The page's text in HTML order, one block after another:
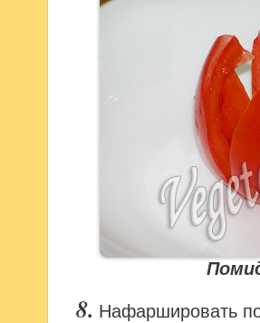
Нафаршировать